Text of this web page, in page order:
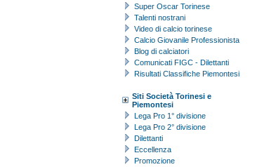
Super Oscar Torinese
Talenti nostrani
Video di calcio torinese
Calcio Giovanile Professionista
Blog di calciatori
Comunicati FIGC - Dilettanti
Risultati Classifiche Piemontesi
Siti Società Torinesi e
Piemontesi
Lega Pro 1° divisione
Lega Pro 2° divisione
Dilettanti
Eccellenza
Promozione